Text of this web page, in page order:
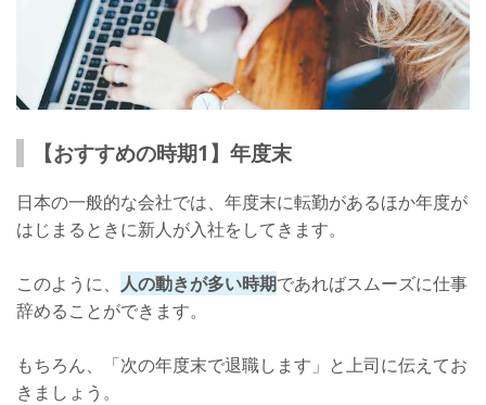
【おすすめの時期1】年度末
日本の一般的な会社では、年度末に転勤があるほか年度が
はじまるときに新人が入社をしてきます。
このように、 人の動きが多い時期であればスムーズに仕事
辞めることができます。
もちろん、「次の年度末で退職します」と上司に伝えてお
きましょう。